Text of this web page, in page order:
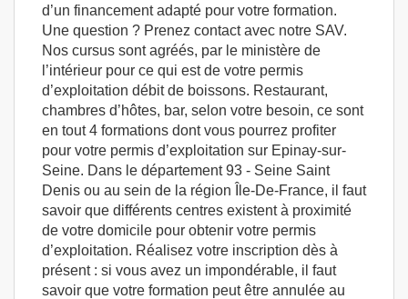
d’un financement adapté pour votre formation.
Une question ? Prenez contact avec notre SAV.
Nos cursus sont agréés, par le ministère de
l’intérieur pour ce qui est de votre permis
d’exploitation débit de boissons. Restaurant,
chambres d’hôtes, bar, selon votre besoin, ce sont
en tout 4 formations dont vous pourrez profiter
pour votre permis d’exploitation sur Epinay-sur-
Seine. Dans le département 93 - Seine Saint
Denis ou au sein de la région Île-De-France, il faut
savoir que différents centres existent à proximité
de votre domicile pour obtenir votre permis
d’exploitation. Réalisez votre inscription dès à
présent : si vous avez un impondérable, il faut
savoir que votre formation peut être annulée au